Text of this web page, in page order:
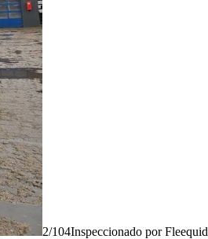
2/104Inspeccionado por Fleequid